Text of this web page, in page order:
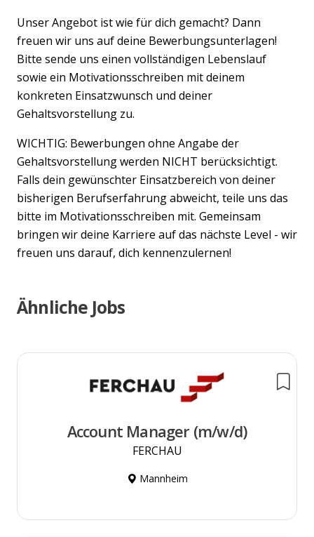
Unser Angebot ist wie für dich gemacht? Dann
freuen wir uns auf deine Bewerbungsunterlagen!
Bitte sende uns einen vollständigen Lebenslauf
sowie ein Motivationsschreiben mit deinem
konkreten Einsatzwunsch und deiner
Gehaltsvorstellung zu.
WICHTIG: Bewerbungen ohne Angabe der
Gehaltsvorstellung werden NICHT berücksichtigt.
Falls dein gewünschter Einsatzbereich von deiner
bisherigen Berufserfahrung abweicht, teile uns das
bitte im Motivationsschreiben mit. Gemeinsam
bringen wir deine Karriere auf das nächste Level - wir
freuen uns darauf, dich kennenzulernen!
Ähnliche Jobs
Account Manager (m/w/d)
FERCHAU
Mannheim